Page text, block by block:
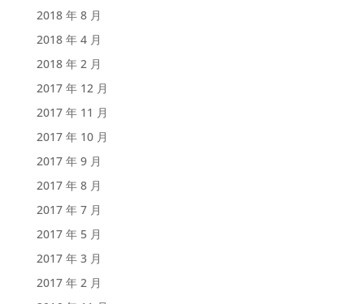
2018 年 8 月
2018 年 4 月
2018 年 2 月
2017 年 12 月
2017 年 11 月
2017 年 10 月
2017 年 9 月
2017 年 8 月
2017 年 7 月
2017 年 5 月
2017 年 3 月
2017 年 2 月